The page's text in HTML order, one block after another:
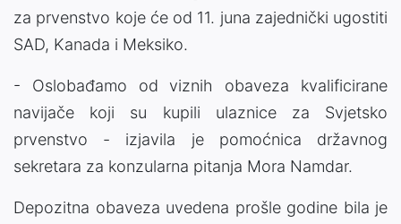
za prvenstvo koje će od 11. juna zajednički ugostiti
SAD, Kanada i Meksiko.
- Oslobađamo od viznih obaveza kvalificirane
navijače koji su kupili ulaznice za Svjetsko
prvenstvo - izjavila je pomoćnica državnog
sekretara za konzularna pitanja Mora Namdar.
Depozitna obaveza uvedena prošle godine bila je